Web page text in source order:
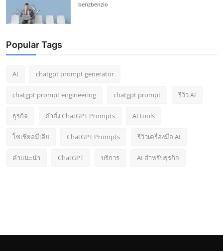
benzbenzio
Popular Tags
AI chatgpt prompt generator
chatgpt prompt engineering chatgpt prompt รีวิว AI
ธุรกิจ คำสั่ง ChatGPT Prompts AI tools
โซเชียลมีเดีย ChatGPT Prompts รีวิวเครื่องมือ AI
คำแนะนำ ChatGPT บริการ AI สำหรับธุรกิจ